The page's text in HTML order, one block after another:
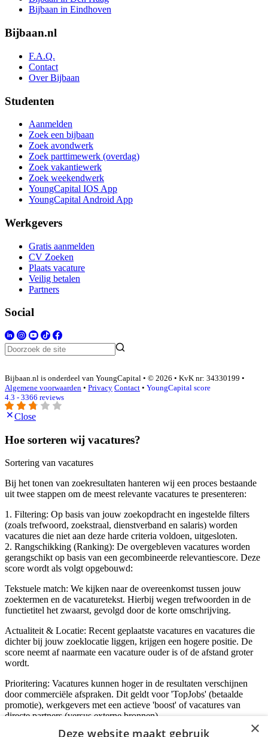
Bijbaan in Eindhoven
Bijbaan.nl
F.A.Q.
Contact
Over Bijbaan
Studenten
Aanmelden
Zoek een bijbaan
Zoek avondwerk
Zoek parttimewerk (overdag)
Zoek vakantiewerk
Zoek weekendwerk
YoungCapital IOS App
YoungCapital Android App
Werkgevers
Gratis aanmelden
CV Zoeken
Plaats vacature
Veilig betalen
Partners
Social
Bijbaan.nl is onderdeel van YoungCapital • © 2026 • KvK nr: 34330199 •
Algemene voorwaarden • Privacy Contact • YoungCapital score
4.3 - 3366 reviews
Close
Hoe sorteren wij vacatures?
Sortering van vacatures
Bij het tonen van zoekresultaten hanteren wij een proces bestaande
uit twee stappen om de meest relevante vacatures te presenteren:
1. Filtering: Op basis van jouw zoekopdracht en ingestelde filters
(zoals trefwoord, zoekstraal, dienstverband en salaris) worden
vacatures die niet aan deze harde criteria voldoen, uitgesloten.
2. Rangschikking (Ranking): De overgebleven vacatures worden
gerangschikt op basis van een gecombineerde relevantiescore. Deze
score wordt als volgt opgebouwd:
Tekstuele match: We kijken naar de overeenkomst tussen jouw
zoektermen en de vacaturetekst. Hierbij wegen trefwoorden in de
functietitel het zwaarst, gevolgd door de korte omschrijving.
Actualiteit & Locatie: Recent geplaatste vacatures en vacatures die
dichter bij jouw zoeklocatie liggen, krijgen een hogere positie. De
score neemt af naarmate een vacature ouder is of de afstand groter
wordt.
Prioritering: Vacatures kunnen hoger in de resultaten verschijnen
door commerciële afspraken. Dit geldt voor 'TopJobs' (betaalde
promotie), werkgevers met een actieve 'boost' of vacatures van
directe partners (versus externe bronnen).
×
Deze website maakt gebruik